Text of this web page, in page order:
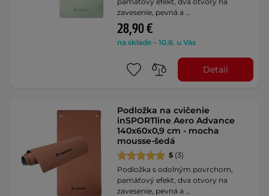
zavesenie, pevná a …
28,90 €
na sklade – 10.8. u Vás
Detail
Podložka na cvičenie
inSPORTline Aero Advance
140x60x0,9 cm - mocha
mousse-šedá
5 (3)
Podložka s odolným povrchom,
pamäťový efekt, dva otvory na
zavesenie, pevná a …